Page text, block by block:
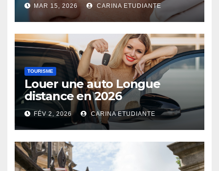
MAR 15, 2026 CARINA ETUDIANTE
TOURISME
Louer une auto Longue
distance en 2026
FÉV 2, 2026 CARINA ETUDIANTE